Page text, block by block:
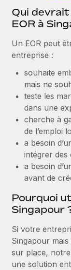
Création
conformité
Mobilité et
Organisez
employés
Avantages
Gérez
Taxes
Explorer le blog
Mises à jour
Intégrations
freelances
Remote a
toute taille à
En savoir
répartis
Phiture, un
En savoir
Qui devrait
EOR à
Un EOR peut
entreprise :
souhaite
mais ne
teste les
dans une
cherche à
de l’emploi
a besoin
intégrer des
a besoin
avant de
Pourquoi
Singapour
Si votre
Singapour mais
sur place,
une solution